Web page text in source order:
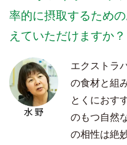
率的に摂取するため
えていただけますか？
エクストラ
の食材と組
とくにおす
のもつ自然
の相性は絶